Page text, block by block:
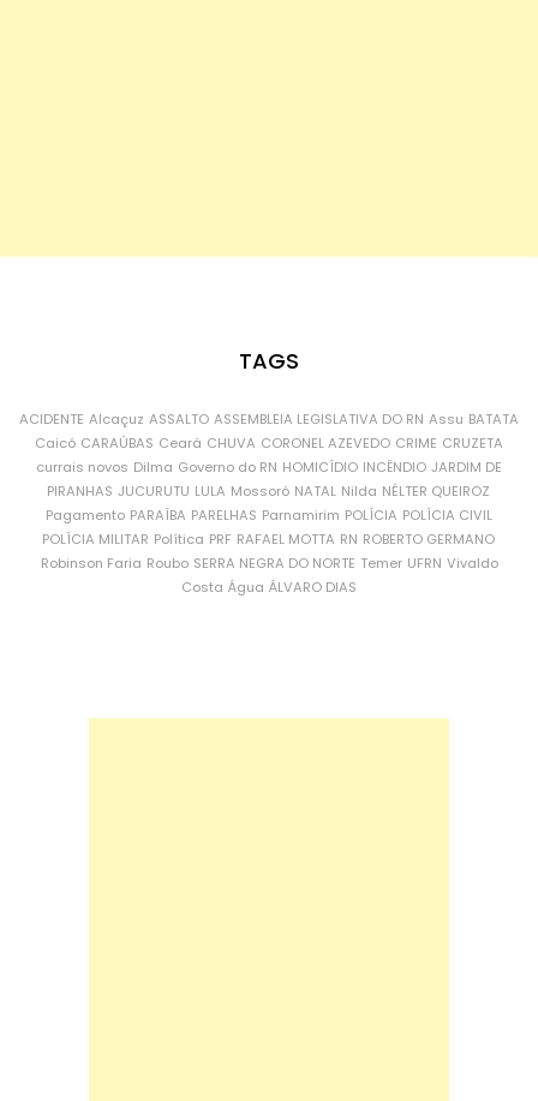
TAGS
ACIDENTE Alcaçuz ASSALTO ASSEMBLEIA LEGISLATIVA DO RN Assu BATATA
Caicó CARAÚBAS Ceará CHUVA CORONEL AZEVEDO CRIME CRUZETA
currais novos Dilma Governo do RN HOMICÍDIO INCÊNDIO JARDIM DE
PIRANHAS JUCURUTU LULA Mossoró NATAL Nilda NÉLTER QUEIROZ
Pagamento PARAÍBA PARELHAS Parnamirim POLÍCIA POLÍCIA CIVIL
POLÍCIA MILITAR Política PRF RAFAEL MOTTA RN ROBERTO GERMANO
Robinson Faria Roubo SERRA NEGRA DO NORTE Temer UFRN Vivaldo
Costa Água ÁLVARO DIAS